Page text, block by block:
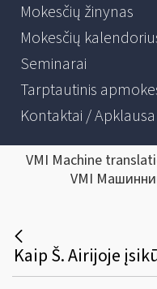
Mokesčių žinynas
Mokesčių
Seminarai
Tarptautinis
Kontaktai / Apklausa
VMI Machine
VMI